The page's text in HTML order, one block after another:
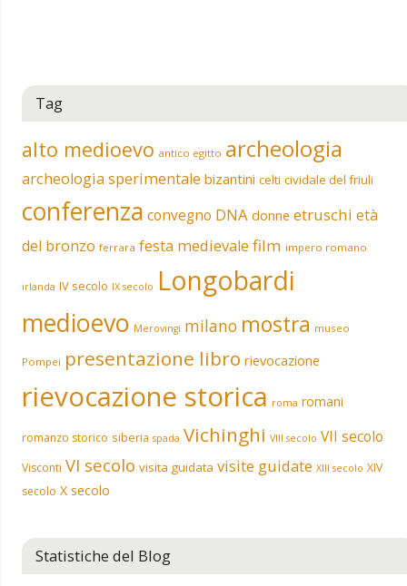
Tag
alto medioevo antico egitto archeologia
archeologia sperimentale bizantini celti cividale del friuli
conferenza convegno DNA donne etruschi età
del bronzo ferrara festa medievale film impero romano
irlanda IV secolo IX secolo Longobardi
medioevo Merovingi milano mostra museo
Pompei presentazione libro rievocazione
rievocazione storica roma romani
romanzo storico siberia spada Vichinghi VIII secolo VII secolo
Visconti VI secolo visita guidata visite guidate XIII secolo XIV
secolo X secolo
Statistiche del Blog